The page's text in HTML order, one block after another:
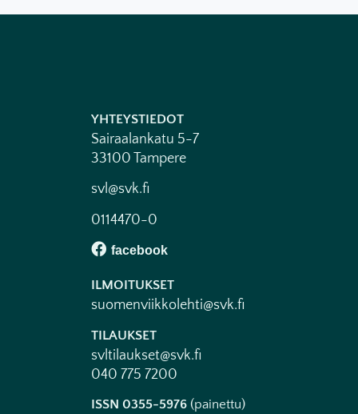
YHTEYSTIEDOT
Sairaalankatu 5-7
33100 Tampere
svl@svk.fi
0114470-0
ILMOITUKSET
suomenviikkolehti@svk.fi
TILAUKSET
svltilaukset@svk.fi
040 775 7200
ISSN 0355-5976 (painettu)